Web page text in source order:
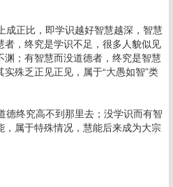
正比，即学识越好智慧越深，智慧
，终究是学识不足，很多人貌似见
；有智慧而没道德者，终究是智慧
殊乏正见正见，属于“大愚如智”类
终究高不到那里去；没学识而有智
属于特殊情况，慧能后来成为大宗